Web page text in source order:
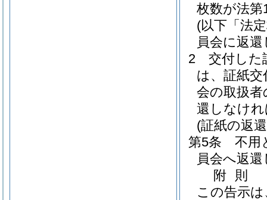
枚数が法第
(以下「法
員会に返
2
交付した
は、証紙
会の取扱
還しなけ
(証紙の返
第5条
不用
員会へ返
附 則
この告示